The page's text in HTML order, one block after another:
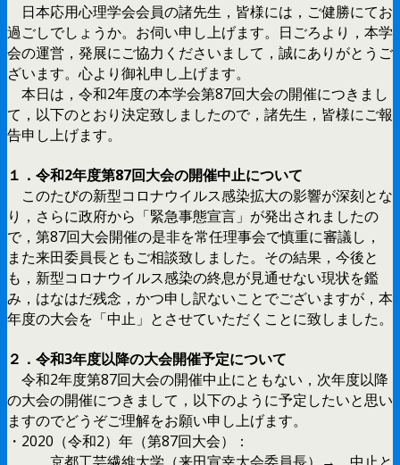
日本応用心理学会会員の諸先生，皆様には，ご健勝にてお
過ごしでしょうか。お伺い申し上げます。日ごろより，本学
会の運営，発展にご協力くださいまして，誠にありがとうご
ざいます。心より御礼申し上げます。
本日は，令和2年度の本学会第87回大会の開催につきまし
て，以下のとおり決定致しましたので，諸先生，皆様にご報
告申し上げます。
１．令和2年度第87回大会の開催中止について
このたびの新型コロナウイルス感染拡大の影響が深刻とな
り，さらに政府から「緊急事態宣言」が発出されましたの
で，第87回大会開催の是非を常任理事会で慎重に審議し，
また来田委員長ともご相談致しました。その結果，今後と
も，新型コロナウイルス感染の終息が見通せない現状を鑑
み，はなはだ残念，かつ申し訳ないことでございますが，本
年度の大会を「中止」とさせていただくことに致しました。
２．令和3年度以降の大会開催予定について
令和2年度第87回大会の開催中止にともない，次年度以降
の大会の開催につきまして，以下のように予定したいと思い
ますのでどうぞご理解をお願い申し上げます。
・2020（令和2）年（第87回大会）：